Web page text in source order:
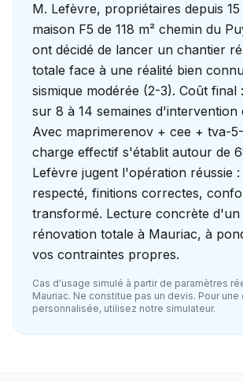
M. Lefèvre, propriétaires depuis
maison F5 de 118 m² chemin du
ont décidé de lancer un chantier
totale face à une réalité bien
sismique modérée (2-3). Coût final
sur 8 à 14 semaines d'intervention
Avec maprimerenov + cee + tva-
charge effectif s'établit autour de
Lefèvre jugent l'opération réussie :
respecté, finitions correctes,
transformé. Lecture concrète
rénovation totale à Mauriac, à
vos contraintes propres.
Cas d'usage simulé à partir de paramètres
Mauriac. Ne constitue pas un devis. Pour une
personnalisée, utilisez notre simulateur.